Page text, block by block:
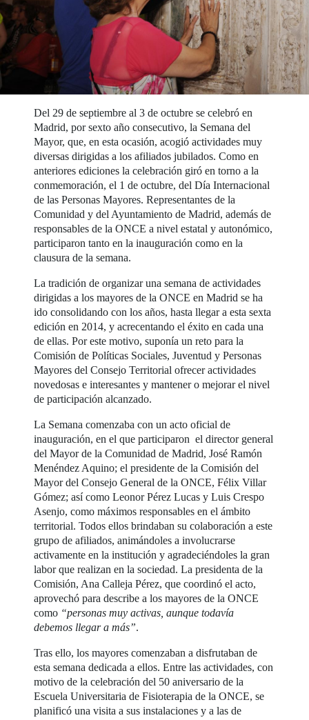
Del 29 de septiembre al 3 de octubre se celebró en
Madrid, por sexto año consecutivo, la Semana del
Mayor, que, en esta ocasión, acogió actividades muy
diversas dirigidas a los afiliados jubilados. Como en
anteriores ediciones la celebración giró en torno a la
conmemoración, el 1 de octubre, del Día Internacional
de las Personas Mayores. Representantes de la
Comunidad y del Ayuntamiento de Madrid, además de
responsables de la ONCE a nivel estatal y autonómico,
participaron tanto en la inauguración como en la
clausura de la semana.
La tradición de organizar una semana de actividades
dirigidas a los mayores de la ONCE en Madrid se ha
ido consolidando con los años, hasta llegar a esta sexta
edición en 2014, y acrecentando el éxito en cada una
de ellas. Por este motivo, suponía un reto para la
Comisión de Políticas Sociales, Juventud y Personas
Mayores del Consejo Territorial ofrecer actividades
novedosas e interesantes y mantener o mejorar el nivel
de participación alcanzado.
La Semana comenzaba con un acto oficial de
inauguración, en el que participaron el director general
del Mayor de la Comunidad de Madrid, José Ramón
Menéndez Aquino; el presidente de la Comisión del
Mayor del Consejo General de la ONCE, Félix Villar
Gómez; así como Leonor Pérez Lucas y Luis Crespo
Asenjo, como máximos responsables en el ámbito
territorial. Todos ellos brindaban su colaboración a este
grupo de afiliados, animándoles a involucrarse
activamente en la institución y agradeciéndoles la gran
labor que realizan en la sociedad. La presidenta de la
Comisión, Ana Calleja Pérez, que coordinó el acto,
aprovechó para describe a los mayores de la ONCE
como “personas muy activas, aunque todavía
debemos llegar a más”.
Tras ello, los mayores comenzaban a disfrutaban de
esta semana dedicada a ellos. Entre las actividades, con
motivo de la celebración del 50 aniversario de la
Escuela Universitaria de Fisioterapia de la ONCE, se
planificó una visita a sus instalaciones y a las de